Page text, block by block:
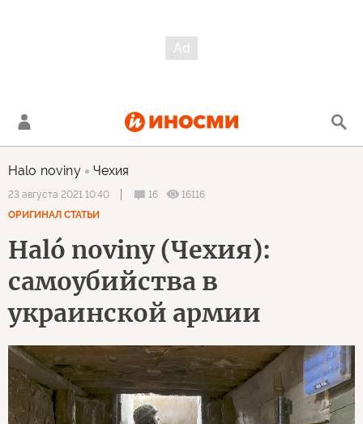
Halo noviny Чехия
23 августа 2021 10:40 16
16116
ОРИГИНАЛ СТАТЬИ
Haló noviny (Чехия):
самоубийства в
украинской армии